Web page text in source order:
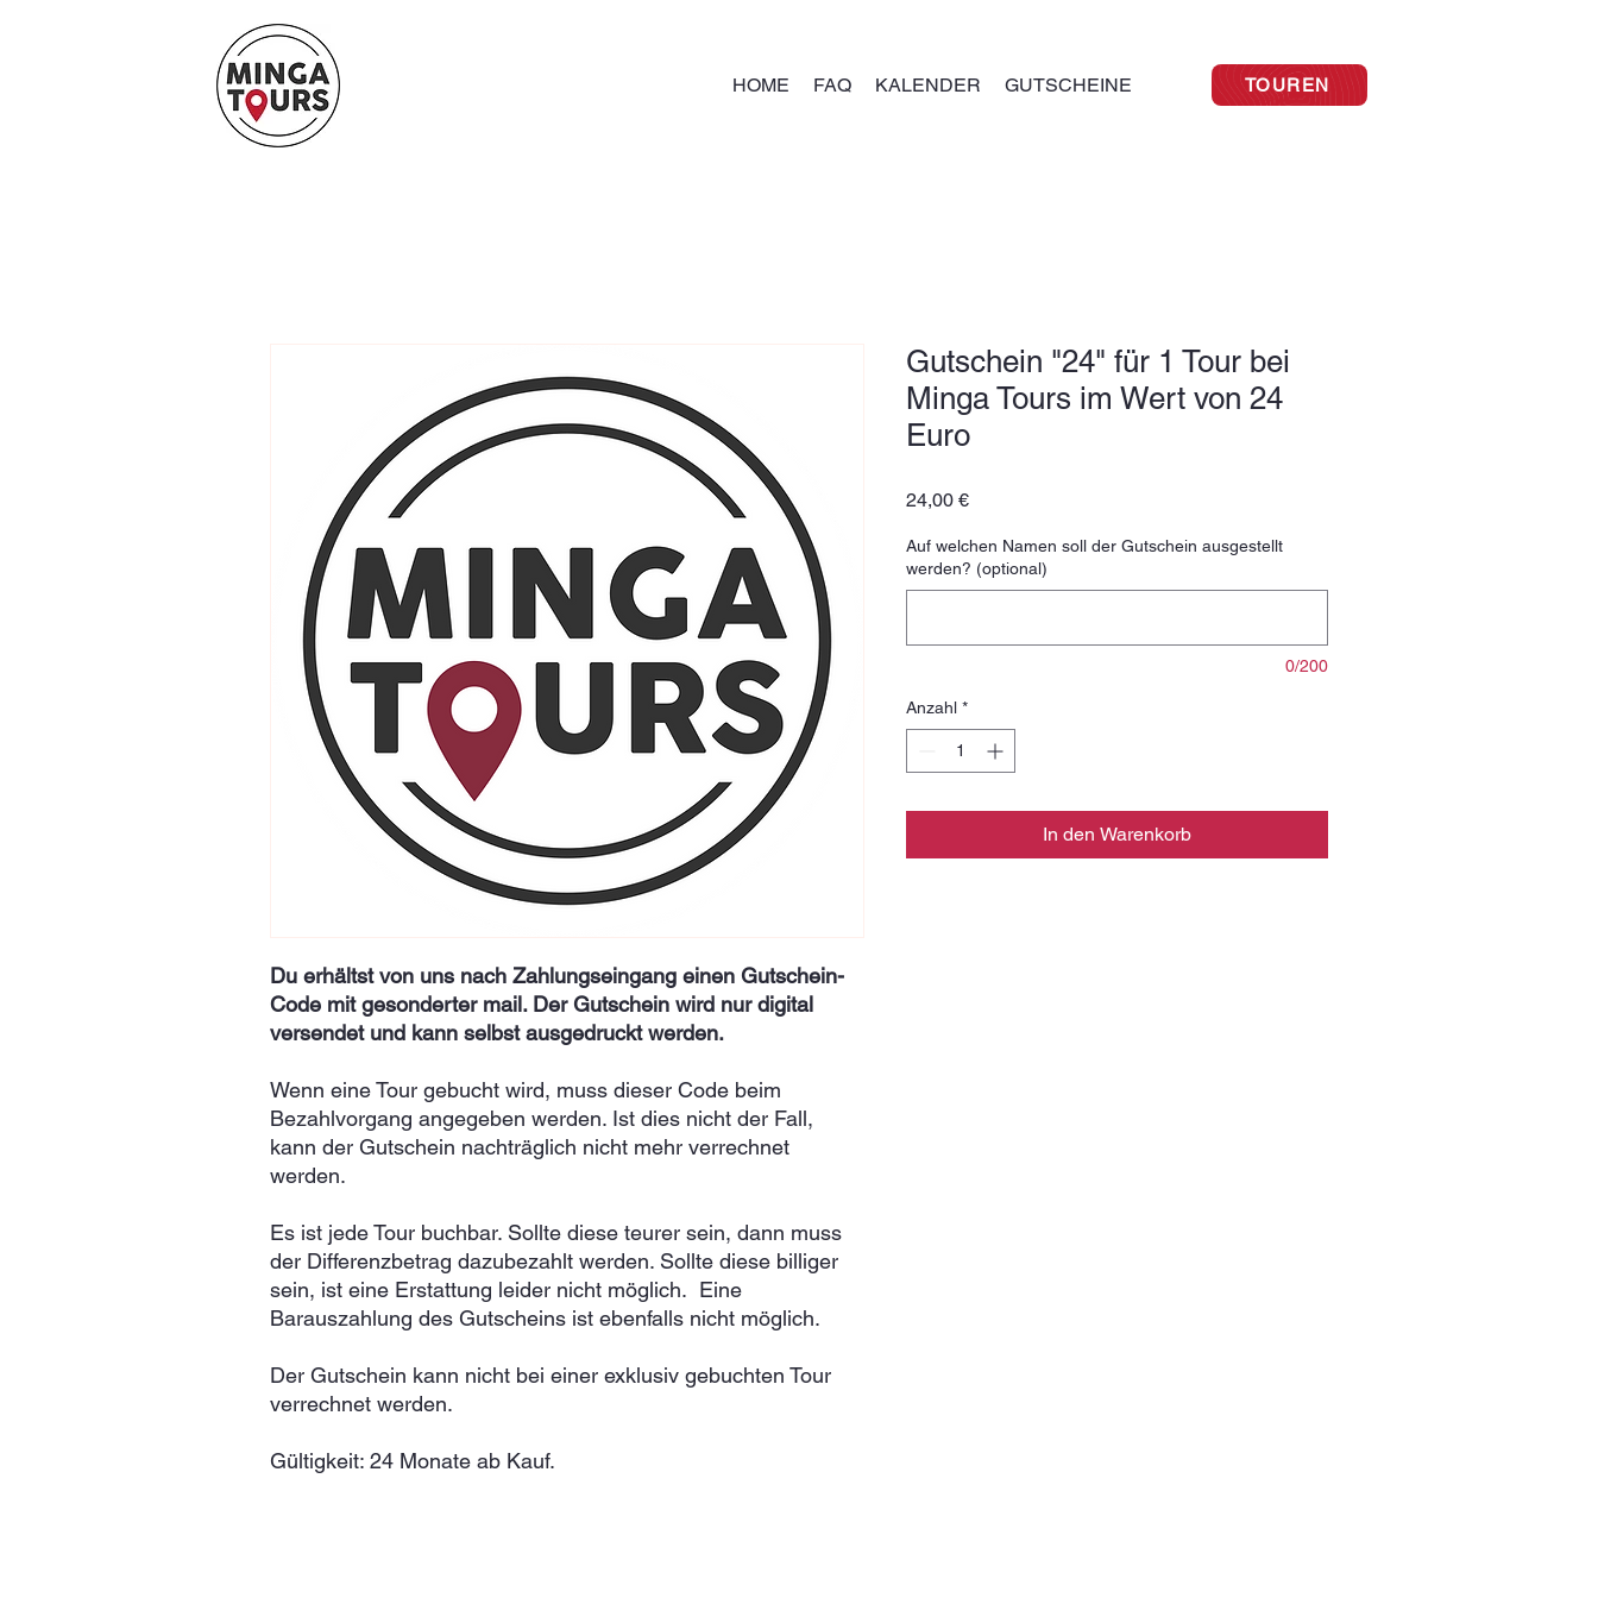
HOME FAQ KALENDER GUTSCHEINE TOUREN
Du erhältst von uns nach Zahlungseingang einen Gutschein-
Code mit gesonderter mail. Der Gutschein wird nur digital
versendet und kann selbst ausgedruckt werden.
Wenn eine Tour gebucht wird, muss dieser Code beim
Bezahlvorgang angegeben werden. Ist dies nicht der Fall,
kann der Gutschein nachträglich nicht mehr verrechnet
werden.
Es ist jede Tour buchbar. Sollte diese teurer sein, dann muss
der Differenzbetrag dazubezahlt werden. Sollte diese billiger
sein, ist eine Erstattung leider nicht möglich. Eine
Barauszahlung des Gutscheins ist ebenfalls nicht möglich.
Der Gutschein kann nicht bei einer exklusiv gebuchten Tour
verrechnet werden.
Gültigkeit: 24 Monate ab Kauf.
Gutschein "24" für 1 Tour bei
Minga Tours im Wert von 24
Euro
24,00 €Preis
Auf welchen Namen soll der Gutschein ausgestellt
werden? (optional)
0/200
Anzahl *
In den Warenkorb